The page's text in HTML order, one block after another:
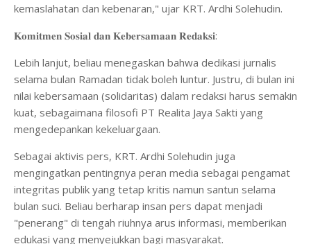
kemaslahatan dan kebenaran," ujar KRT. Ardhi Solehudin.
𝐊𝐨𝐦𝐢𝐭𝐦𝐞𝐧 𝐒𝐨𝐬𝐢𝐚𝐥 𝐝𝐚𝐧 𝐊𝐞𝐛𝐞𝐫𝐬𝐚𝐦𝐚𝐚𝐧 𝐑𝐞𝐝𝐚𝐤𝐬𝐢:
Lebih lanjut, beliau menegaskan bahwa dedikasi jurnalis
selama bulan Ramadan tidak boleh luntur. Justru, di bulan ini
nilai kebersamaan (solidaritas) dalam redaksi harus semakin
kuat, sebagaimana filosofi PT Realita Jaya Sakti yang
mengedepankan kekeluargaan.
​Sebagai aktivis pers, KRT. Ardhi Solehudin juga
mengingatkan pentingnya peran media sebagai pengamat
integritas publik yang tetap kritis namun santun selama
bulan suci. Beliau berharap insan pers dapat menjadi
"penerang" di tengah riuhnya arus informasi, memberikan
edukasi yang menyejukkan bagi masyarakat.